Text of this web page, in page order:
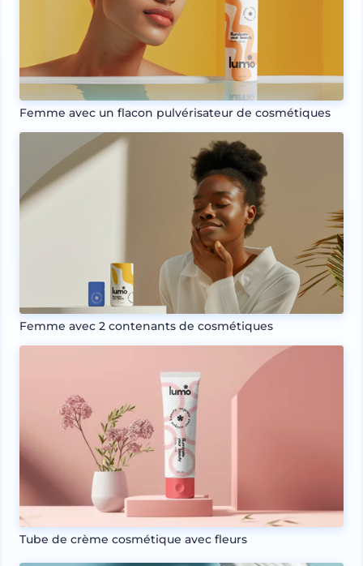
Femme avec un flacon pulvérisateur de cosmétiques
Femme avec 2 contenants de cosmétiques
Tube de crème cosmétique avec fleurs